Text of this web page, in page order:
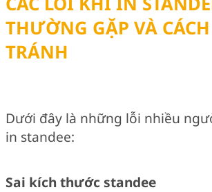
THƯỜNG GẶP VÀ
TRÁNH
Dưới đây là những lỗi nhiều
in standee:
Sai kích thước standee